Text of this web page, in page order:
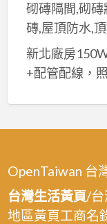
砌磚隔間,砌
磚,屋頂防水,
新北廠房
+配管配線，
OpenTaiwan 台
台灣生活黃頁/台
地區黃頁工商名